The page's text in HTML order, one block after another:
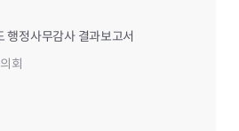
행정사무감사 결과보고서
회